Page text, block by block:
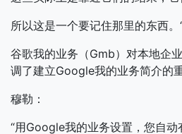
所以这是一个要记住那里的东西。
谷歌我的业务（Gmb）对本地企
调了建立Google我的业务简介的重
穆勒：
“用Google我的业务设置，您自动